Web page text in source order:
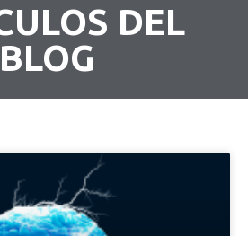
DEL
BLOG